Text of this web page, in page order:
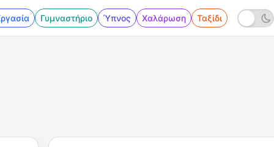
Γυμναστήριο Ύπνος Χαλάρωση Ταξίδι